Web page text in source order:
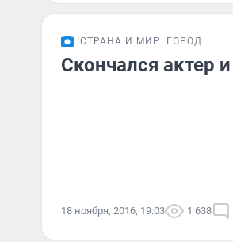
СТРАНА И МИР ГОРОД
Скончался актер
18 ноября, 2016, 19:03 1 638